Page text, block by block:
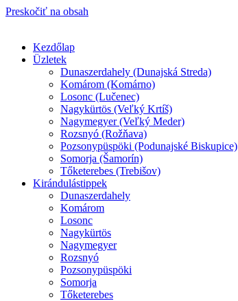
Preskočiť na obsah
Kezdőlap
Üzletek
Dunaszerdahely (Dunajská Streda)
Komárom (Komárno)
Losonc (Lučenec)
Nagykürtös (Veľký Krtíš)
Nagymegyer (Veľký Meder)
Rozsnyó (Rožňava)
Pozsonypüspöki (Podunajské Biskupice)
Somorja (Šamorín)
Tőketerebes (Trebišov)
Kirándulástippek
Dunaszerdahely
Komárom
Losonc
Nagykürtös
Nagymegyer
Rozsnyó
Pozsonypüspöki
Somorja
Tőketerebes